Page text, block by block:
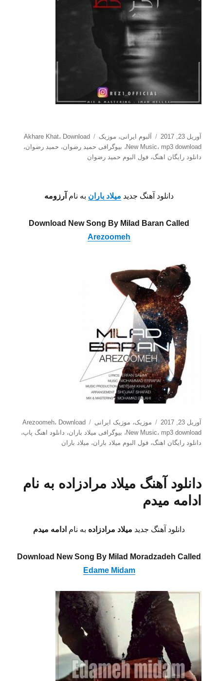
ارسال
شده
در
آوریل 23, 2017 دسته‌ها
آلبوم ایرانی، موزیک برچسب‌ها Akhare Khat، Download
New Music، mp3 download ، بیوگرافی حمید رضوان، حمید رضوان،
دانلود رایگان اهنگ،فول البوم حمید رضوان
دانلود آهنگ جدید میلاد باران به نام آرزومه
Download New Song By Milad Baran Called
Arezoomeh
ارسال
شده
در
آوریل 23, 2017 دسته‌ها
موزیک، موزیک ایرانی برچسب‌ها Arezoomeh، Download
New Music، mp3 download ، بیوگرافی میلاد باران، دانلود اهنگ پاپ،
دانلود رایگان اهنگ،فول البوم میلاد باران، میلاد باران
دانلود آهنگ میلاد مرادزاده به نام
ادامه میدم
دانلود آهنگ جدید میلاد مرادزاده به نام ادامه میدم
Download New Song By Milad Moradzadeh Called
Edame Midam